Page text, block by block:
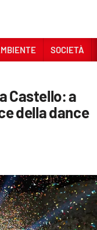
SOCIETÀ
Castello: a
della dance